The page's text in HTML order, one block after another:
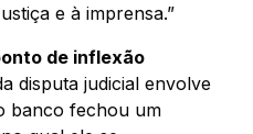
e à imprensa.”
de inflexão
disputa judicial envolve
banco fechou um